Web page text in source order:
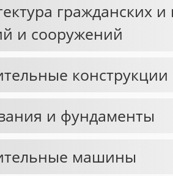
гражданских
и сооружений
конструкции
и фундаменты
машины